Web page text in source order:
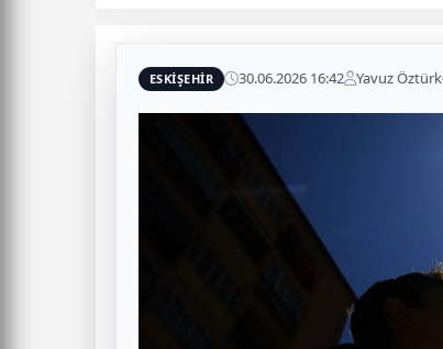
ESKIŞEHIR 30.06.2026 16:42 Yavuz Öztürk